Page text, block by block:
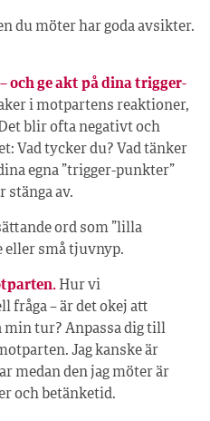
du möter har goda avsikter.
och ge akt på dina trigger-
i motpartens reaktioner,
blir ofta negativt och
Vad tycker du? Vad tänker
egna ”trigger-punkter”
stänga av.
ord som ”lilla
eller små tjuvnyp.
Hur vi
fråga – är det okej att
min tur? Anpassa dig till
Jag kanske är
medan den jag möter är
och betänketid.